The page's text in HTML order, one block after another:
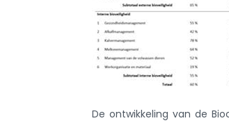
De ontwikkeling van de